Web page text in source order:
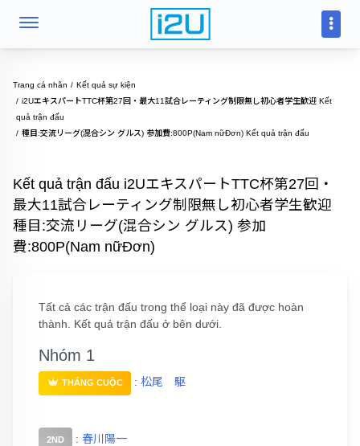
Trang cá nhân
Kết quả sự kiện
i2UエキスパートTTC杯第27回・最大11試合レーティング制限無し初心者学生歓迎 Kết
quả trận đấu
種目:交流リーグ(混合シン グルス) 参加費:800P(Nam nữĐơn) Kết quả trận đấu
Kết quả trận đấu i2UエキスパートTTC杯第27回・
最大11試合レーティング制限無し初心者学生歓迎
種目:交流リーグ(混合シン グルス) 参加
費:800P(Nam nữĐơn)
Tất cả các trận đấu trong thể loại này đã được hoàn
thành. Kết quả trận đấu ở bên dưới.
Nhóm 1
THẮNG CUỘC : 松尾 駆
2ND : 春川陽一